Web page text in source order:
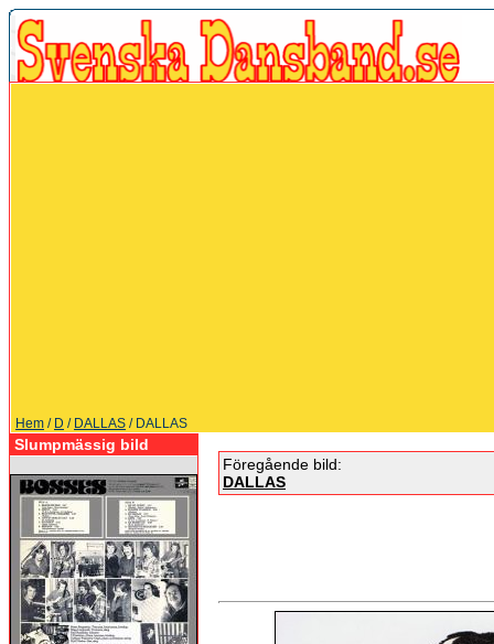
Hem / D / DALLAS / DALLAS
Slumpmässig bild
Föregående bild:
DALLAS